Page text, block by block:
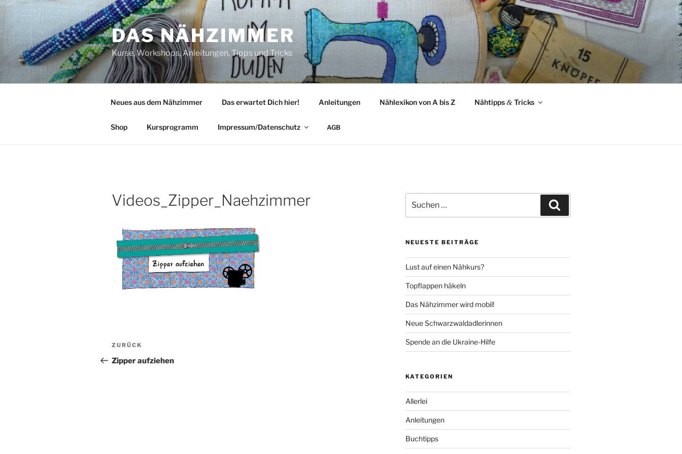
Zum
Inhalt
springen
DAS NÄHZIMMER
Kurse, Workshops, Anleitungen, Tipps und Tricks
Neues aus dem Nähzimmer Das erwartet Dich hier! Anleitungen Nählexikon von A bis Z Nähtipps&Tricks
Shop Kursprogramm Impressum/Datenschutz AGB
Videos_Zipper_Naehzimmer
Beitragsnavigation
Vorheriger
Beitrag
ZURÜCK
Zipper aufziehen
nach:
NEUESTE BEITRÄGE
Lust auf einen Nähkurs?
Topflappen häkeln
Das Nähzimmer wird mobil!
Neue Schwarzwaldadlerinnen
Spende an die Ukraine-Hilfe
KATEGORIEN
Allerlei
Anleitungen
Buchtipps